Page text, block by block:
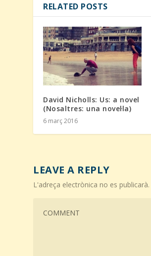
RELATED POSTS
David Nicholls: Us: a novel
(Nosaltres: una novel·la)
6 març 2016
LEAVE A REPLY
L'adreça electrònica no es publicarà.